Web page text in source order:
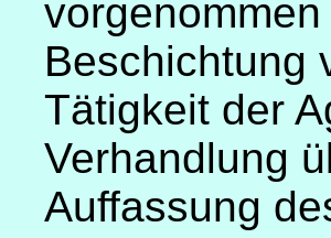
Beschichtung
Tätigkeit der
Verhandlung
Auffassung